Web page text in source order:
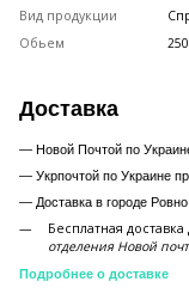
Вид продукции
Обьем
250
Доставка
— Новой Почтой по
— Укрпочтой по Украине
— Доставка в городе Ровно.
Бесплатная
отделения Новой
Подробнее о доставке